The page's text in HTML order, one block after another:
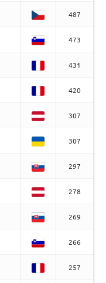
487
473
431
420
307
307
297
278
269
266
257